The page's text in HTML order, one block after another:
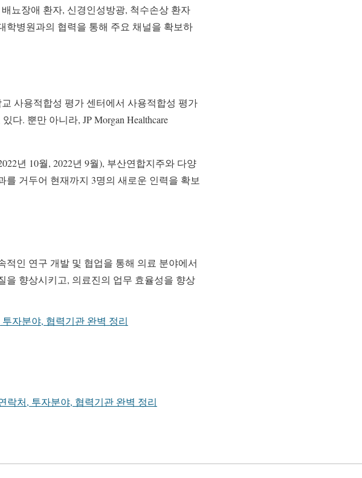
뇨장애 환자, 신경인성방광, 척수손상 환자
학병원과의 협력을 통해 주요 채널을 확보하
사용적합성 평가 센터에서 사용적합성 평가
다. 뿐만 아니라, JP Morgan Healthcare
년 10월, 2022년 9월), 부산연합지주와 다양
거두어 현재까지 3명의 새로운 인력을 확보
인 연구 개발 및 협업을 통해 의료 분야에서
을 향상시키고, 의료진의 업무 효율성을 향상
자분야, 협력기관 완벽 정리
락처, 투자분야, 협력기관 완벽 정리